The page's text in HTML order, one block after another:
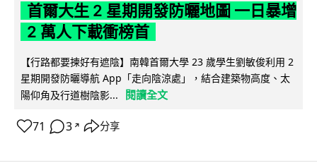
首爾大生 2 星期開發防曬地圖 一日暴增
2 萬人下載衝榜首
【行路都要揀好有遮陰】南韓首爾大學 23 歲學生劉敏俊利用 2
星期開發防曬導航 App「走向陰涼處」，結合建築物高度、太
陽仰角及行道樹陰影...
閱讀全文
71 3 ↗ 分享